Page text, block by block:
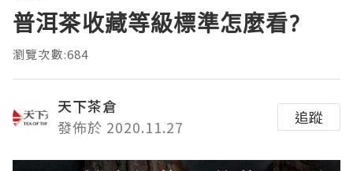
普洱茶收藏等級標準怎麼看?
瀏覽次數:684
天下茶倉
發佈於 2020.11.27
追蹤